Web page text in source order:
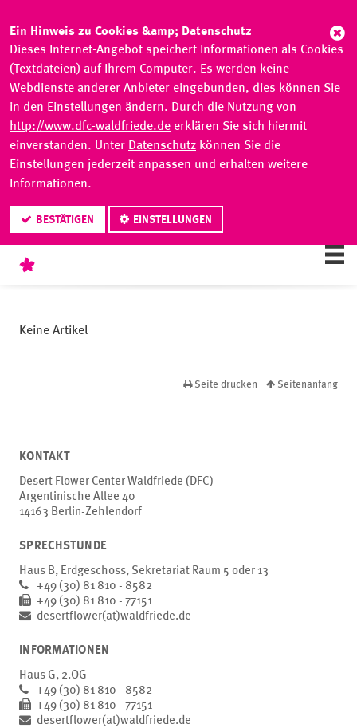
Ein Hinweis zu Cookies &amp; Datenschutz
Dieses Internet-Angebot speichert Informationen als Cookies
(Textdateien) auf Ihrem Computer. Es werden keine
Webdienste anderer Anbieter eingebunden, dies können Sie
in den Einstellungen ändern. Durch die Nutzung von
http://www.dfc-waldfriede.de erklären Sie sich hiermit
einverstanden. Unter Datenschutz können Sie die
Einstellungen jederzeit anpassen und erhalten weitere
Informationen.
BESTÄTIGEN EINSTELLUNGEN
Keine Artikel
Seite drucken Seitenanfang
KONTAKT
Desert Flower Center Waldfriede (DFC)
Argentinische Allee 40
14163 Berlin-Zehlendorf
SPRECHSTUNDE
Haus B, Erdgeschoss, Sekretariat Raum 5 oder 13
+49 (30) 81 810 - 8582
+49 (30) 81 810 - 77151
desertflower(at)waldfriede.de
INFORMATIONEN
Haus G, 2.OG
+49 (30) 81 810 - 8582
+49 (30) 81 810 - 77151
desertflower(at)waldfriede.de